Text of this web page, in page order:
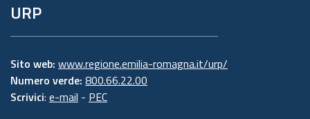
URP
Sito web: www.regione.emilia-romagna.it/urp/
Numero verde: 800.66.22.00
Scrivici: e-mail - PEC